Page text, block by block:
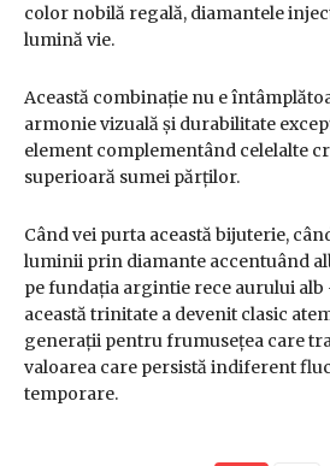
color nobilă regală, diamantele
lumină vie.
Această combinație nu e
armonie vizuală și durabilitate
element complementând celelalte
superioară sumei părților.
Când vei purta această bijuterie,
luminii prin diamante accentuând
pe fundația argintie rece aurului alb
această trinitate a devenit clasic
generații pentru frumusețea care
valoarea care persistă indiferent
temporare.